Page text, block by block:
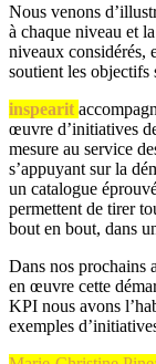
Nous venons
à chaque niveau et
niveaux considérés,
soutient les objectifs
inspearit
œuvre d’initiatives
mesure au service
s’appuyant sur la
un catalogue
permettent de tirer
bout en bout, dans
Dans nos prochains
en œuvre cette
KPI nous avons
exemples